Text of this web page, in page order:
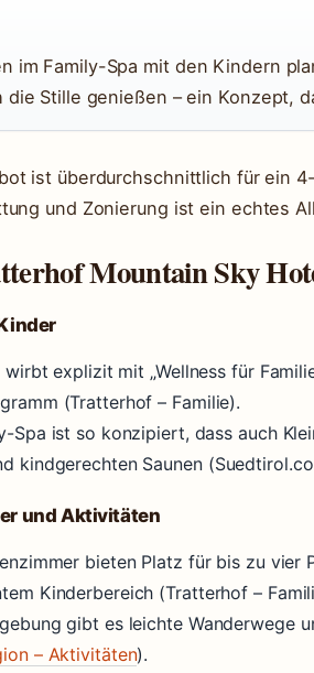
im Family-Spa mit den Kindern
die Stille genießen – ein Konzept,
ist überdurchschnittlich für ein
und Zonierung ist ein echtes
Mountain Sky
wirbt explizit mit „Wellness für
(Tratterhof – Familie).
Spa ist so konzipiert, dass auch
kindgerechten Saunen
und Aktivitäten
bieten Platz für bis zu vier
Kinderbereich (Tratterhof –
gibt es leichte Wanderwege
– Aktivitäten).